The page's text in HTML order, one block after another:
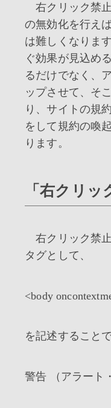
右クリック禁
の無効化を行え
は難しくなりま
ぐ効果が見込め
るだけでなく、
ップさせて、そ
り、サイトの規
をして規約の喚
ります。
「右クリ
右クリック禁
タグとして、
<body
を記述すること
警告 （アラート